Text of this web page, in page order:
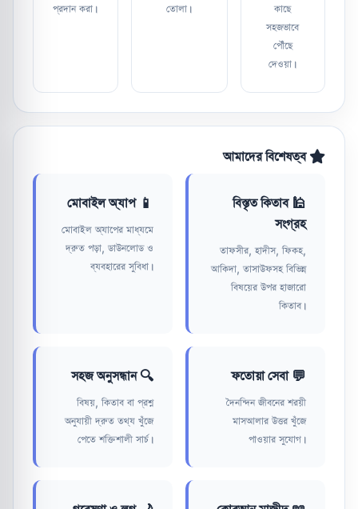
কাছে
সহজভাবে
পৌঁছে
দেওয়া।
তোলা।
প্রদান করা।
আমাদের বিশেষত্ব
🕌 বিস্তৃত কিতাব
সংগ্রহ
তাফসীর, হাদীস, ফিকহ,
আকিদা, তাসাউফসহ বিভিন্ন
বিষয়ের উপর হাজারো
কিতাব।
📱 মোবাইল অ্যাপ
মোবাইল অ্যাপের মাধ্যমে
দ্রুত পড়া, ডাউনলোড ও
ব্যবহারের সুবিধা।
💬 ফতোয়া সেবা
দৈনন্দিন জীবনের শরয়ী
মাসআলার উত্তর খুঁজে
পাওয়ার সুযোগ।
🔍 সহজ অনুসন্ধান
বিষয়, কিতাব বা প্রশ্ন
অনুযায়ী দ্রুত তথ্য খুঁজে
পেতে শক্তিশালী সার্চ।